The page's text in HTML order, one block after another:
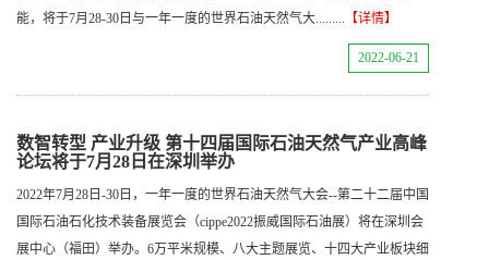
能，将于7月28-30日与一年一度的世界石油天然气大......... 【详情】
2022-06-21
数智转型 产业升级 第十四届国际石油天然气产业高峰
论坛将于7月28日在深圳举办
2022年7月28日-30日，一年一度的世界石油天然气大会--第二十二届中国
国际石油石化技术装备展览会（cippe2022振威国际石油展）将在深圳会
展中心（福田）举办。6万平米规模、八大主题展览、十四大产业板块细